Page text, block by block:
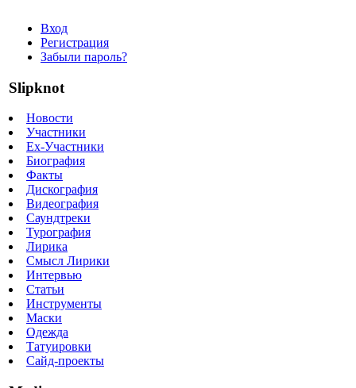
Вход
Регистрация
Забыли пароль?
Slipknot
Новости
Участники
Ex-Участники
Биография
Факты
Дискография
Видеография
Саундтреки
Турография
Лирика
Смысл Лирики
Интервью
Статьи
Инструменты
Маски
Одежда
Татуировки
Сайд-проекты